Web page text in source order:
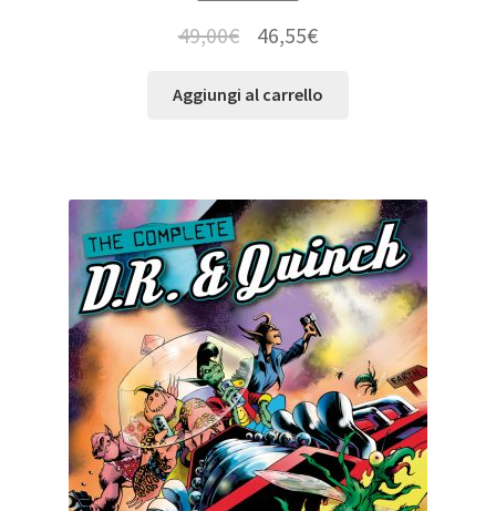
49,00€ 46,55€
Aggiungi al carrello